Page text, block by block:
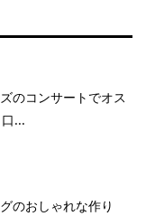
のコンサートでオス
...
のおしゃれな作り